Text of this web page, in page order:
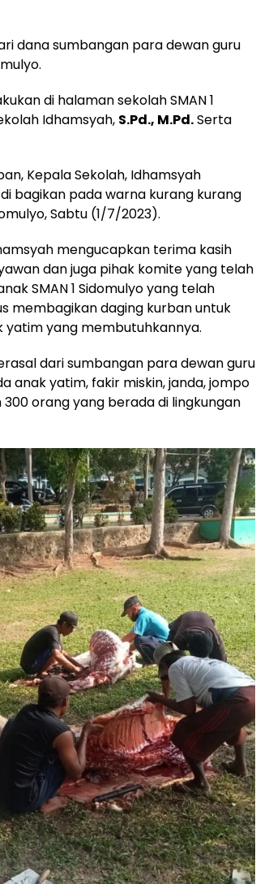
dana sumbangan para dewan guru
di halaman sekolah SMAN 1
Idhamsyah, S.Pd., M.Pd.Serta
Kepala Sekolah, Idhamsyah
bagikan pada warna kurang kurang
Sabtu (1/7/2023).
mengucapkan terima kasih
dan juga pihak komite yang telah
SMAN 1 Sidomulyo yang telah
membagikan daging kurban untuk
yatim yang membutuhkannya.
dari sumbangan para dewan guru
anak yatim, fakir miskin, janda, jompo
orang yang berada di lingkungan